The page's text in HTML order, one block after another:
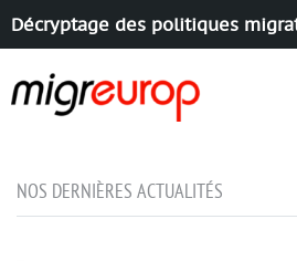
Décryptage des politiques
NOS DERNIÈRES ACTUALITÉS